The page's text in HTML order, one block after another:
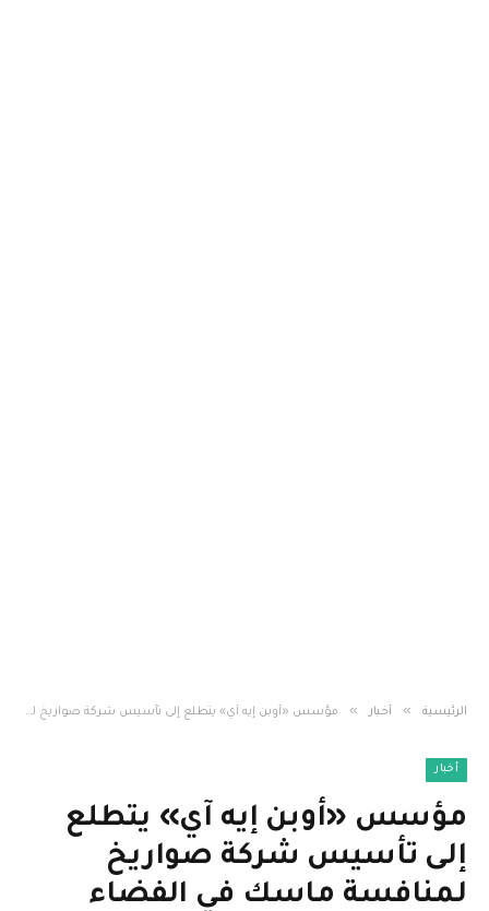
الرئيسية » أخبار » مؤسس «أوبن إيه آي» يتطلع إلى تأسيس شركة صواريخ لمنافسة ماسك في الفضاء
أخبار
مؤسس «أوبن إيه آي» يتطلع
إلى تأسيس شركة صواريخ
لمنافسة ماسك في الفضاء